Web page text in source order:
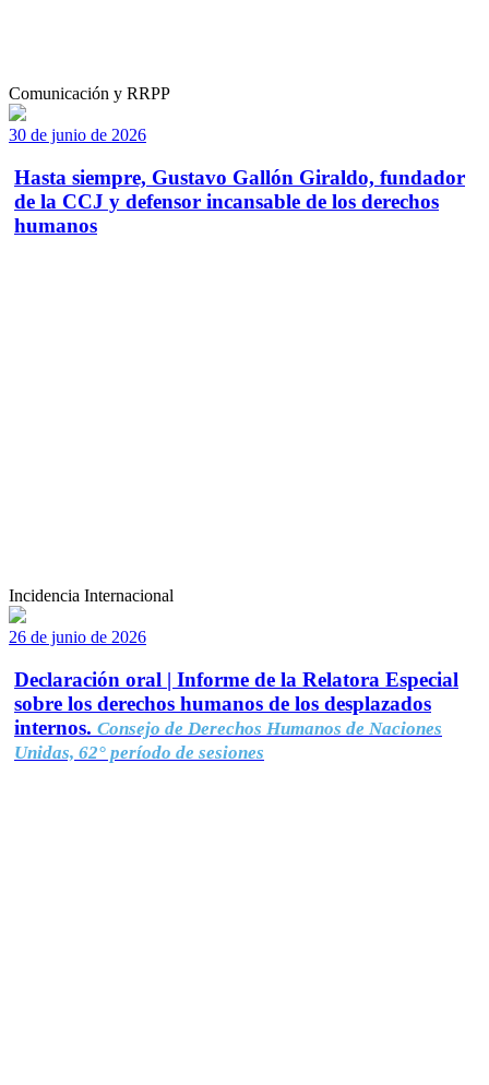
Comunicación y RRPP
30 de junio de 2026
Hasta siempre, Gustavo Gallón Giraldo, fundador
de la CCJ y defensor incansable de los derechos
humanos
Incidencia Internacional
26 de junio de 2026
Declaración oral | Informe de la Relatora Especial
sobre los derechos humanos de los desplazados
internos. Consejo de Derechos Humanos de Naciones
Unidas, 62° período de sesiones